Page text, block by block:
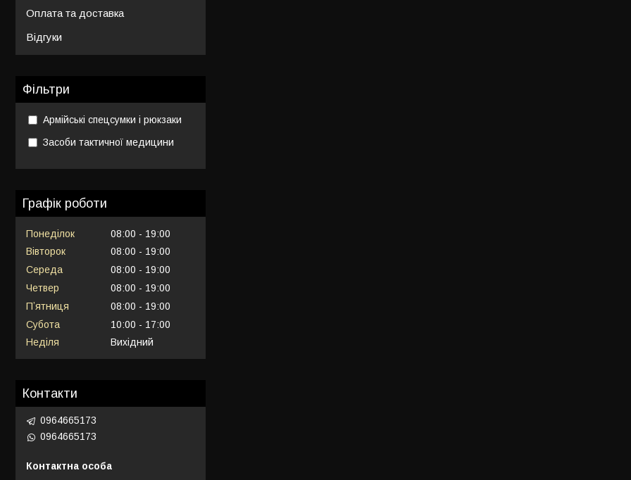
Оплата та доставка
Відгуки
Фільтри
Армійські спецсумки і рюкзаки
Засоби тактичної медицини
Графік роботи
Понеділок 08:00
19:00
Вівторок
08:00
19:00
Середа
08:00
19:00
Четвер
08:00
19:00
Пʼятниця
08:00
19:00
Субота
10:00
17:00
Неділя
Вихідний
Контакти
0964665173
0964665173